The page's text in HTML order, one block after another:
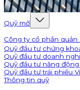
Quỹ mở
Công ty cổ phần quản
Quỹ đầu tư chứng
Quỹ đầu tư doanh
Quỹ đầu tư năng động
Quỹ đầu tư trái phiếu
Thông tin quỹ